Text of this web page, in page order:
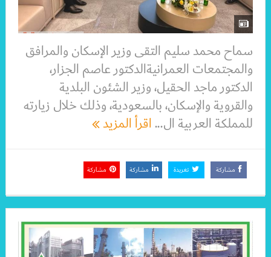
سماح محمد سليم التقى وزير الإسكان والمرافق
والمجتمعات العمرانيةالدكتور عاصم الجزار،
الدكتور ماجد الحقيل، وزير الشئون البلدية
والقروية والإسكان، بالسعودية، وذلك خلال زيارته
للمملكة العربية ال...اقرأ المزيد
مشاركة تغريدة مشاركة مشاركة